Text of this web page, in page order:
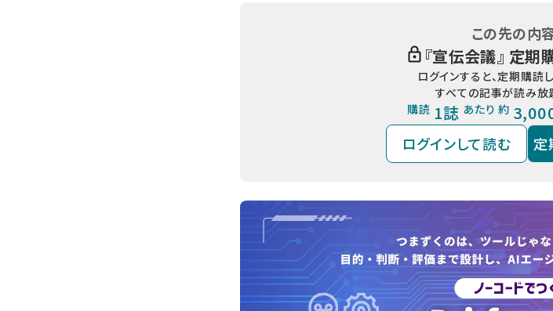
この先の内
『宣伝会議』 定期
ログインすると、定期購読
すべての記事が読み放
購読 1誌 あたり 約
ログインして読む 定